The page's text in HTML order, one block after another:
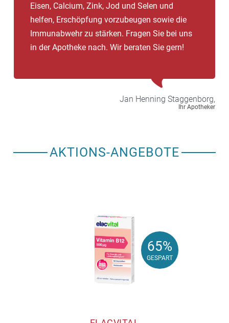
Eisen, Calcium, Zink, Jod und Selen und
helfen, Erschöpfung vorzubeugen sowie die
Immunabwehr zu stärken. Fragen Sie bei uns
in der Apotheke nach. Wir beraten Sie gern!
Jan Henning Staggenborg,
Ihr Apotheker
AKTIONS-ANGEBOTE
65%
GESPART
65%
GESPART